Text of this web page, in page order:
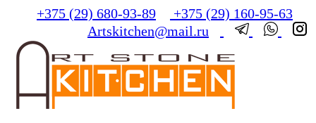
+375 (29) 680-93-89
+375 (29) 160-95-63
Artskitchen@mail.ru